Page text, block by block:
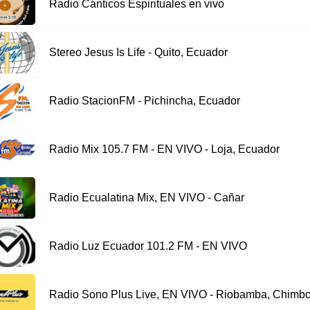
Radio Cánticos Espirituales en vivo
Stereo Jesus Is Life - Quito, Ecuador
Radio StacionFM - Pichincha, Ecuador
Radio Mix 105.7 FM - EN VIVO - Loja, Ecuador
Radio Ecualatina Mix, EN VIVO - Cañar
Radio Luz Ecuador 101.2 FM - EN VIVO
Radio Sono Plus Live, EN VIVO - Riobamba,